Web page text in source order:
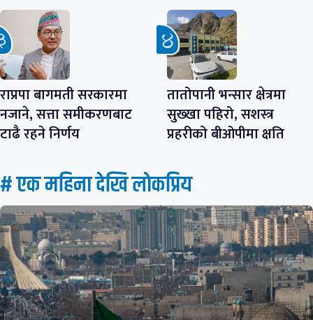
राप्रपा बागमती सरकारमा
नजाने, सत्ता समीकरणबाट
टाढै रहने निर्णय
तातोपानी भन्सार क्षेत्रमा
सुख्खा पहिरो, सशस्त्र
प्रहरीको बीओपीमा क्षति
# एक महिना देखि लाेकप्रिय